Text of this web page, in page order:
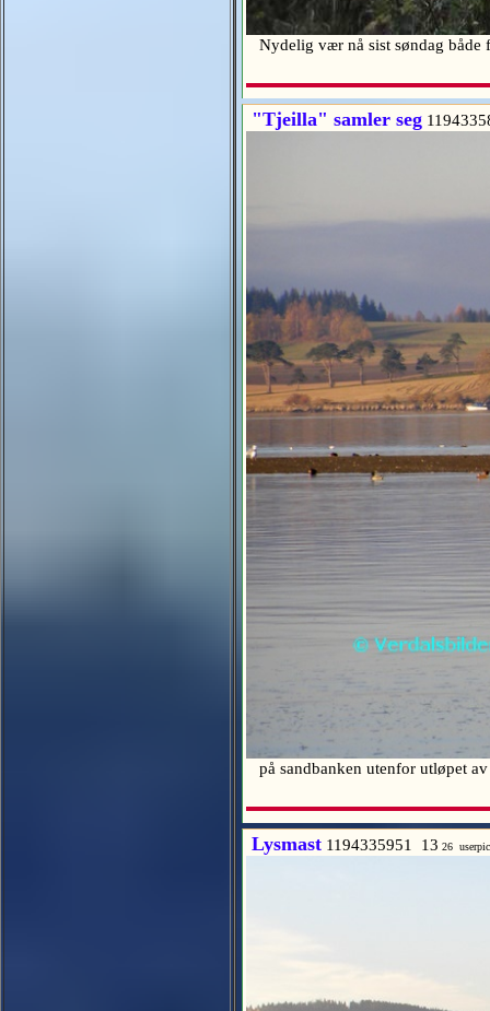
Nydelig vær nå sist søndag
"Tjeilla" samler seg
på sandbanken utenfor utløpet
Lysmast 1194335951 13 26